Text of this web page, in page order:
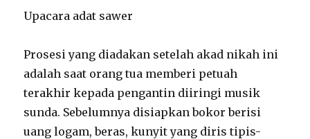
Upacara adat sawer
Prosesi yang diadakan setelah akad nikah ini
adalah saat orang tua memberi petuah
terakhir kepada pengantin diiringi musik
sunda. Sebelumnya disiapkan bokor berisi
uang logam, beras, kunyit yang diris tipis-